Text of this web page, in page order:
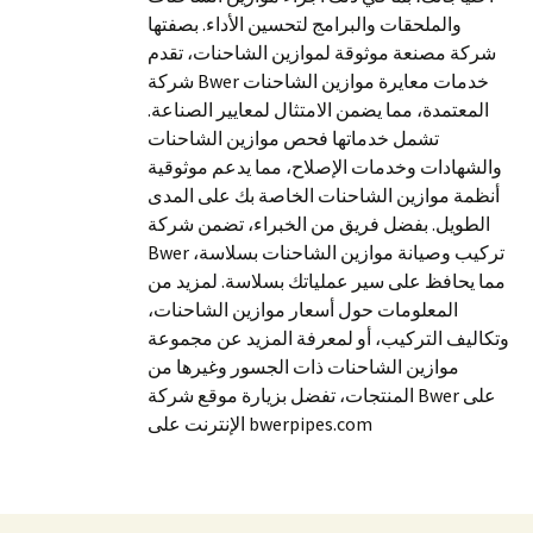
والملحقات والبرامج لتحسين الأداء. بصفتها
شركة مصنعة موثوقة لموازين الشاحنات، تقدم
شركة Bwer خدمات معايرة موازين الشاحنات
المعتمدة، مما يضمن الامتثال لمعايير الصناعة.
تشمل خدماتها فحص موازين الشاحنات
والشهادات وخدمات الإصلاح، مما يدعم موثوقية
أنظمة موازين الشاحنات الخاصة بك على المدى
الطويل. بفضل فريق من الخبراء، تضمن شركة
Bwer تركيب وصيانة موازين الشاحنات بسلاسة،
مما يحافظ على سير عملياتك بسلاسة. لمزيد من
المعلومات حول أسعار موازين الشاحنات،
وتكاليف التركيب، أو لمعرفة المزيد عن مجموعة
موازين الشاحنات ذات الجسور وغيرها من
المنتجات، تفضل بزيارة موقع شركة Bwer على
الإنترنت على bwerpipes.com